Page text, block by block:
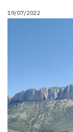
19/07/2022